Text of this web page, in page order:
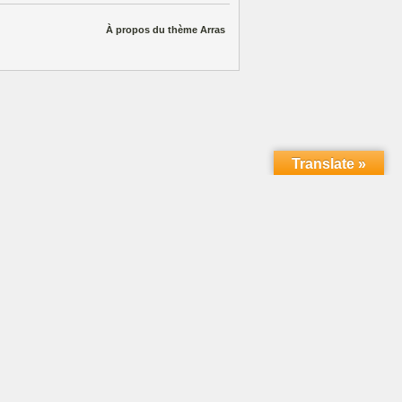
À propos du thème Arras
Translate »